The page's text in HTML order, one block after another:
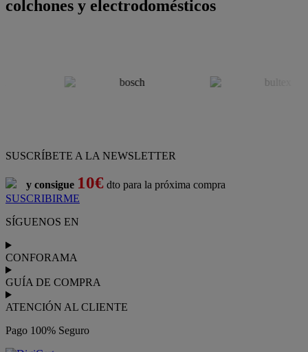
colchones y electrodomésticos
SUSCRÍBETE A LA NEWSLETTER
y consigue 10€ dto para la próxima compra
SUSCRIBIRME
SÍGUENOS EN
CONFORAMA
GUÍA DE COMPRA
ATENCIÓN AL CLIENTE
Pago 100% Seguro